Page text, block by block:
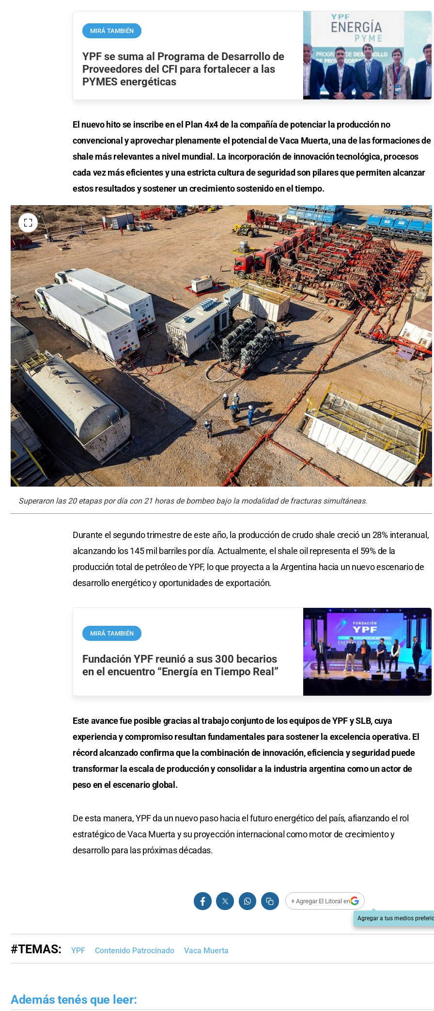
MIRÁ TAMBIÉN
YPF se suma al Programa de Desarrollo de
Proveedores del CFI para fortalecer a las
PYMES energéticas
El nuevo hito se inscribe en el Plan 4x4 de la compañía de potenciar la producción no
convencional y aprovechar plenamente el potencial de Vaca Muerta, una de las formaciones de
shale más relevantes a nivel mundial. La incorporación de innovación tecnológica, procesos
cada vez más eficientes y una estricta cultura de seguridad son pilares que permiten alcanzar
estos resultados y sostener un crecimiento sostenido en el tiempo.
Superaron las 20 etapas por día con 21 horas de bombeo bajo la modalidad de fracturas simultáneas.
Durante el segundo trimestre de este año, la producción de crudo shale creció un 28% interanual,
alcanzando los 145 mil barriles por día. Actualmente, el shale oil representa el 59% de la
producción total de petróleo de YPF, lo que proyecta a la Argentina hacia un nuevo escenario de
desarrollo energético y oportunidades de exportación.
MIRÁ TAMBIÉN
Fundación YPF reunió a sus 300 becarios
en el encuentro “Energía en Tiempo Real”
Este avance fue posible gracias al trabajo conjunto de los equipos de YPF y SLB, cuya
experiencia y compromiso resultan fundamentales para sostener la excelencia operativa. El
récord alcanzado confirma que la combinación de innovación, eficiencia y seguridad puede
transformar la escala de producción y consolidar a la industria argentina como un actor de
peso en el escenario global.
De esta manera, YPF da un nuevo paso hacia el futuro energético del país, afianzando el rol
estratégico de Vaca Muerta y su proyección internacional como motor de crecimiento y
desarrollo para las próximas décadas.
+ Agregar El Litoral en
Agregar a tus medios
#TEMAS: YPF Contenido Patrocinado Vaca Muerta
Además tenés que leer: